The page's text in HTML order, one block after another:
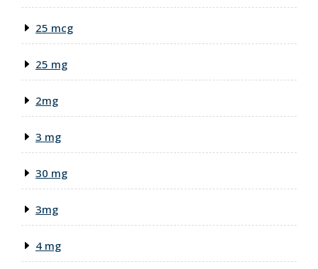
25 mcg
25 mg
2mg
3 mg
30 mg
3mg
4 mg